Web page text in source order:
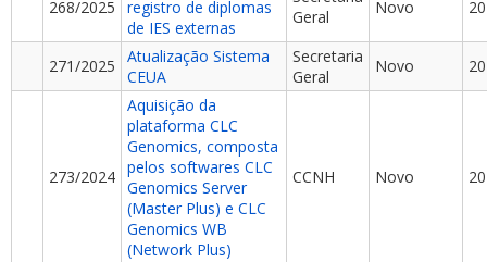
268/2025
registro de diplomas
de IES externas
Geral
Novo
271/2025
Atualização Sistema
CEUA
Secretaria
Geral
Novo
273/2024
Aquisição da
plataforma CLC
Genomics, composta
pelos softwares CLC
Genomics Server
(Master Plus) e CLC
Genomics WB
(Network Plus)
CCNH Novo